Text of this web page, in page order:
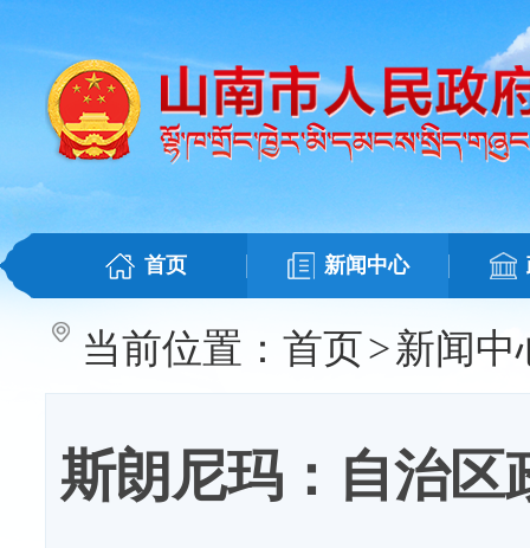
首页 新闻中心
当前位置： 首页>新闻中
斯朗尼玛：自治区